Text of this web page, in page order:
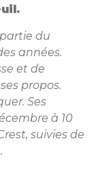
du
années.
et de
propos.
Ses
à 10
suivies de